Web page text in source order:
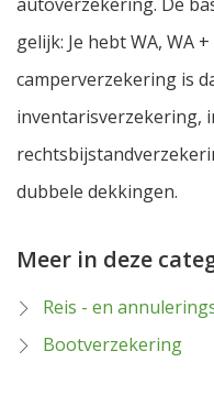
gelijk: Je hebt WA, WA
camperverzekering is
inventarisverzekering,
dubbele dekkingen.
Meer in deze
Reis - en
Bootverzekering